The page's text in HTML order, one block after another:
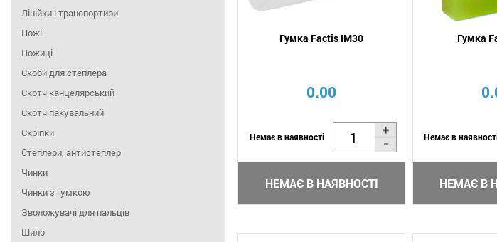
Лінійки і транспортири
Ножі
Ножиці
Скоби для степлера
Скотч канцелярський
Скотч пакувальний
Скріпки
Степлери, антистеплер
Чинки
Чинки з гумкою
Зволожувачі для пальців
Шило
Гумка Factis IM30
0.00
Немає в наявності
НЕМАЄ В НАЯВНОСТІ
Гумка
Немає в
НЕМАЄ В